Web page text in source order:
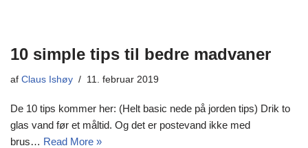
10 simple tips til bedre madvaner
af Claus Ishøy 11. februar 2019
De 10 tips kommer her: (Helt basic nede på jorden tips) Drik to
glas vand før et måltid. Og det er postevand ikke med
brus… Read More »